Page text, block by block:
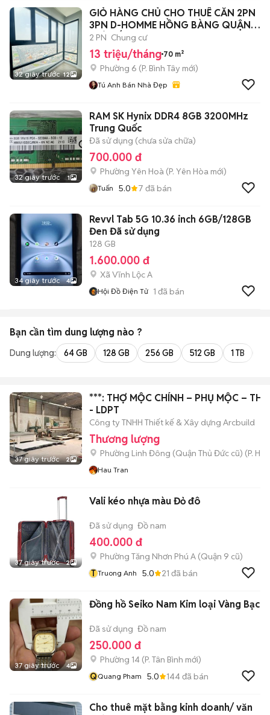
32 giây trước 12
GIỎ HÀNG CHỦ CHO THUÊ CĂN 2PN
3PN D-HOMME HỒNG BÀNG QUẬN 6
GIÁ TỐT
2 PN Chung cư
13 triệu/tháng 70 m²
Phường 6 (P. Bình Tây mới)
Tú Anh Bán Nhà Đẹp
32 giây trước 1
RAM SK Hynix DDR4 8GB 3200MHz
Trung Quốc
Đã sử dụng (chưa sửa chữa)
700.000 đ
Phường Yên Hoà (P. Yên Hòa mới)
Tuấn 5.0 7 đã bán
34 giây trước 4
Revvl Tab 5G 10.36 inch 6GB/128GB
Đen Đã sử dụng
128 GB
1.600.000 đ
Xã Vĩnh Lộc A
Hội Đồ Điện Tử 1 đã bán
Bạn cần tìm dung lượng nào ?
Dung lượng: 64 GB 128 GB 256 GB 512 GB 1 TB
37 giây trước 2
***: THỢ MỘC CHÍNH – PHỤ MỘC –
- LDPT
Công ty TNHH Thiết kế & Xây dựng Arcbuild
Thương lượng
Phường Linh Đông (Quận Thủ Đức cũ) (P.
Hau Tran
37 giây trước 2
Vali kéo nhựa màu Đỏ đô
Đã sử dụng Đồ nam
400.000 đ
Phường Tăng Nhơn Phú A (Quận 9 cũ)
T Truong Anh 5.0 21 đã bán
37 giây trước 4
Đồng hồ Seiko Nam Kim loại Vàng Bạc
Đã sử dụng Đồ nam
250.000 đ
Phường 14 (P. Tân Bình mới)
QQuang Pham 5.0 144đã bán
Cho thuê mặt bằng kinh doanh/ văn